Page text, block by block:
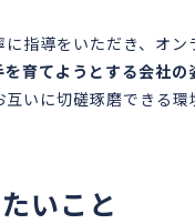
指導をいただき、オ
を育てようとする会社の
いに切磋琢磨できる環
いこと